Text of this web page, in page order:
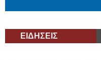
ΕΙΔΗΣΕΙΣ